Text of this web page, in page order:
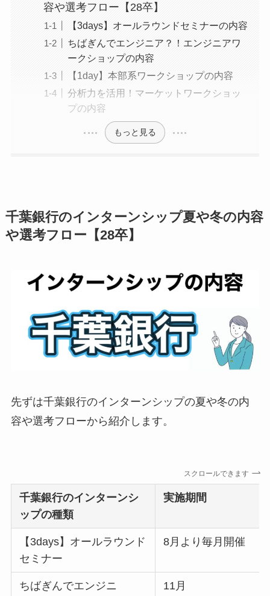
容や選考フロー【28卒】
【3days】オールラウンドセミナーの内容
ちばぎんでエンジニア？！エンジニアワ
ークショップの内容
【1day】本部系ワークショップの内容
分析力を活用！マーケットワークショッ
プの内容
もっと見る
千葉銀行のインターンシップ夏や冬の内容
や選考フロー【28卒】
先ずは千葉銀行のインターンシップの夏や冬の内
容や選考フローから紹介します。
スクロールできます
千葉銀行のインターンシ
ップの種類
実施期間
【3days】オールラウンド
セミナー
8月より毎月開催
ちばぎんでエンジニ 11月